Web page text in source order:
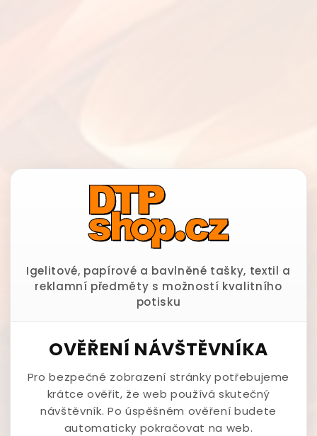
Igelitové, papírové a bavlněné tašky, textil a
reklamní předměty s možností kvalitního
potisku
OVĚŘENÍ NÁVŠTĚVNÍKA
Pro bezpečné zobrazení stránky potřebujeme
krátce ověřit, že web používá skutečný
návštěvník. Po úspěšném ověření budete
automaticky pokračovat na web.